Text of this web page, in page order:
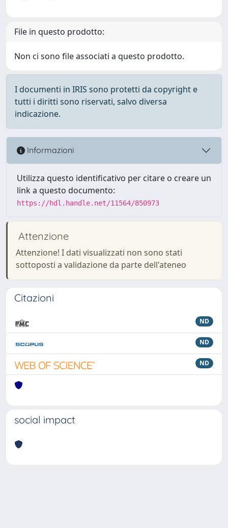
File in questo prodotto:
Non ci sono file associati a questo prodotto.
I documenti in IRIS sono protetti da copyright e
tutti i diritti sono riservati, salvo diversa
indicazione.
Informazioni
Utilizza questo identificativo per citare o creare un
link a questo documento:
https://hdl.handle.net/11564/850973
Attenzione
Attenzione! I dati visualizzati non sono stati
sottoposti a validazione da parte dell'ateneo
Citazioni
ND
ND
ND
social impact